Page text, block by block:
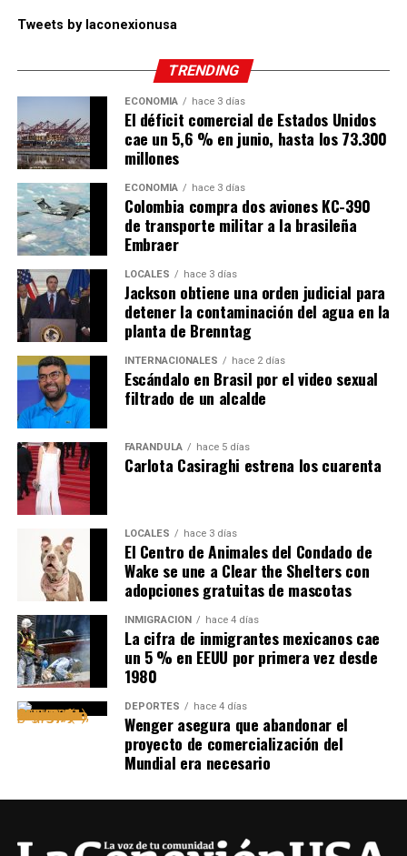
Tweets by laconexionusa
TRENDING
ECONOMÍA hace 3 días
El déficit comercial de Estados Unidos
cae un 5,6 % en junio, hasta los 73.300
millones
ECONOMÍA hace 3 días
Colombia compra dos aviones KC-390
de transporte militar a la brasileña
Embraer
LOCALES hace 3 días
Jackson obtiene una orden judicial para
detener la contaminación del agua en la
planta de Brenntag
INTERNACIONALES hace 2 días
Escándalo en Brasil por el video sexual
filtrado de un alcalde
FARÁNDULA hace 5 días
Carlota Casiraghi estrena los cuarenta
LOCALES hace 3 días
El Centro de Animales del Condado de
Wake se une a Clear the Shelters con
adopciones gratuitas de mascotas
INMIGRACIÓN hace 4 días
La cifra de inmigrantes mexicanos cae
un 5 % en EEUU por primera vez desde
1980
DEPORTES hace 4 días
Wenger asegura que abandonar el
proyecto de comercialización del
Mundial era necesario